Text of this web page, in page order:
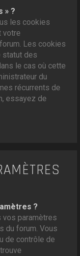
» ?
les cookies
votre
Les cookies
statut des
le cas où cette
du
récurrents de
essayez de
?
vos paramètres
du forum. Vous
de contrôle de